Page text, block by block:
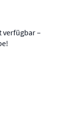
verfügbar –